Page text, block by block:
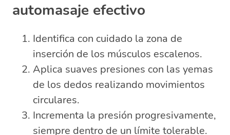
automasaje efectivo
Identifica con cuidado la zona de
inserción de los músculos escalenos.
Aplica suaves presiones con las yemas
de los dedos realizando movimientos
circulares.
Incrementa la presión progresivamente,
siempre dentro de un límite tolerable.